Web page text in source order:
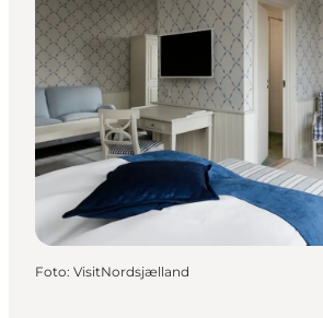
Foto: VisitNordsjælland